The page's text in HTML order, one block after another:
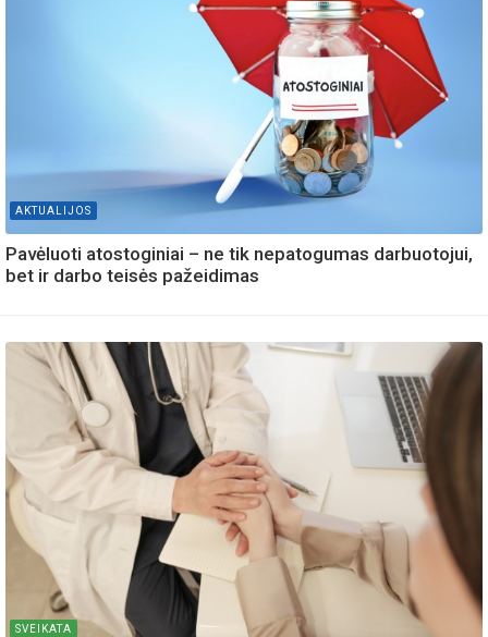
AKTUALIJOS
Pavėluoti atostoginiai – ne tik nepatogumas darbuotojui,
bet ir darbo teisės pažeidimas
SVEIKATA